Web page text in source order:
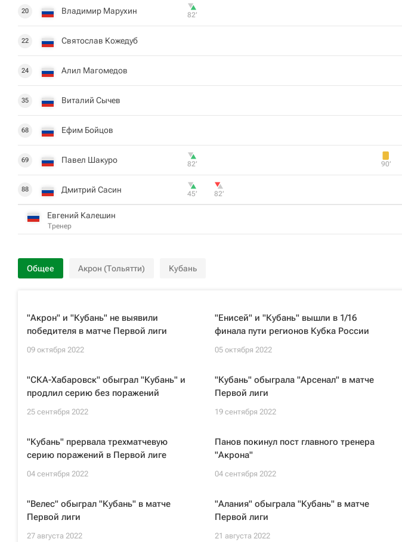
20 Владимир Марухин 82‎’‎
22 Святослав Кожедуб
24 Алил Магомедов
35 Виталий Сычев
68 Ефим Бойцов
69 Павел Шакуро 82‎’‎
88 Дмитрий Сасин 45‎’‎ 82‎’‎
Евгений Калешин
Тренер
90‎’‎
Общее Акрон (Тольятти) Кубань
"Акрон" и "Кубань" не выявили
победителя в матче Первой лиги
09 октября 2022
"Енисей" и "Кубань" вышли в 1/16
финала пути регионов Кубка России
05 октября 2022
"СКА-Хабаровск" обыграл "Кубань" и
продлил серию без поражений
25 сентября 2022
"Кубань" обыграла "Арсенал" в матче
Первой лиги
19 сентября 2022
"Кубань" прервала трехматчевую
серию поражений в Первой лиге
04 сентября 2022
Панов покинул пост главного тренера
"Акрона"
04 сентября 2022
"Велес" обыграл "Кубань" в матче
Первой лиги
27 августа 2022
"Алания" обыграла "Кубань" в матче
Первой лиги
21 августа 2022